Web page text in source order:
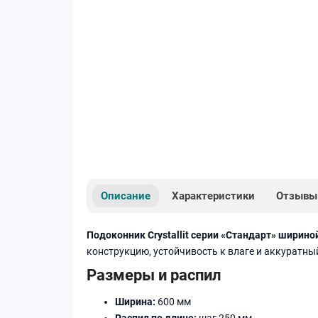
Описание Характеристики Отзывы
Подоконник Crystallit серии «Стандарт»
конструкцию, устойчивость к влаге и
Размеры и распил
Ширина: 600 мм